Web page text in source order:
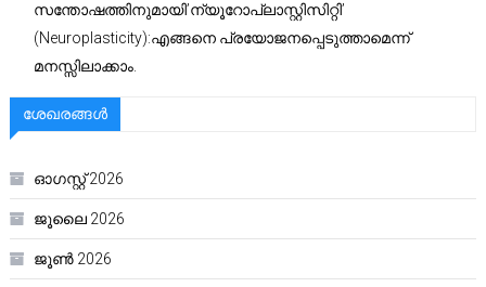
സന്തോഷത്തിനുമായി’ന്യൂറോപ്ലാസ്റ്റിസിറ്റി’
(Neuroplasticity):എങ്ങനെ പ്രയോജനപ്പെടുത്താമെന്ന്
മനസ്സിലാക്കാം.
ശേഖരങ്ങൾ
ഓഗസ്റ്റ്‌ 2026
ജൂലൈ 2026
ജൂൺ 2026